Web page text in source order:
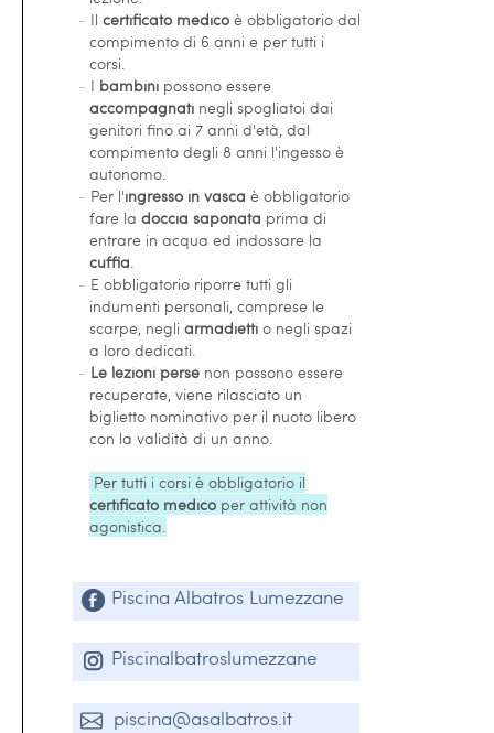
- Il certificato medico è obbligatorio dal
compimento di 6 anni e per tutti i
corsi.
- I bambini possono essere
accompagnati negli spogliatoi dai
genitori fino ai 7 anni d'età, dal
compimento degli 8 anni l'ingesso è
autonomo.
- Per l'ingresso in vasca è obbligatorio
fare la doccia saponata prima di
entrare in acqua ed indossare la
cuffia.
- E obbligatorio riporre tutti gli
indumenti personali, comprese le
scarpe, negli armadietti o negli spazi
a loro dedicati.
- Le lezioni perse non possono essere
recuperate, viene rilasciato un
biglietto nominativo per il nuoto libero
con la validità di un anno.
Per tutti i corsi è obbligatorio il
certificato medico per attività non
agonistica.
Piscina Albatros Lumezzane
Piscinalbatroslumezzane
piscina@asalbatros.it